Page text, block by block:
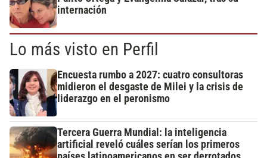
internación
Lo más visto en Perfil
Encuesta rumbo a 2027: cuatro consultoras
midieron el desgaste de Milei y la crisis de
liderazgo en el peronismo
Tercera Guerra Mundial: la inteligencia
artificial reveló cuáles serían los primeros